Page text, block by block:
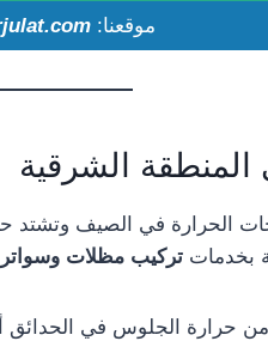
موقعنا: .com
المنطقة الشرقية
الحرارة في الصيف
بخدمات تركيب مظلات وسواتر
حرارة الجلوس في الحدائق أو